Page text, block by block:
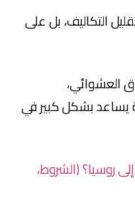
التكاليف، بل على
العشوائي،
يساعد بشكل كبير في
روسيا؟ (الشروط،